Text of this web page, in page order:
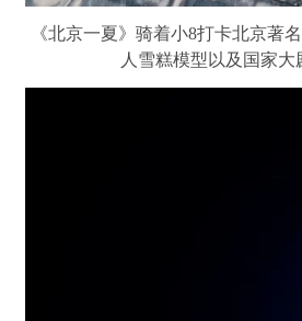
《北京一夏》骑着小8打卡北京著
人雪糕模型以及国家大